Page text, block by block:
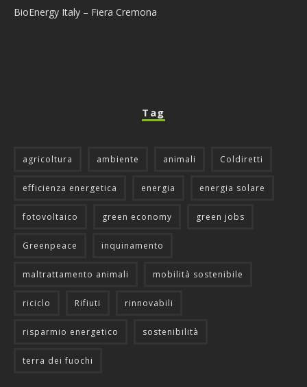
BioEnergy Italy – Fiera Cremona
Tag
agricoltura ambiente animali Coldiretti
efficienza energetica energia energia solare
fotovoltaico green economy green jobs
Greenpeace inquinamento
maltrattamento animali mobilità sostenibile
riciclo Rifiuti rinnovabili
risparmio energetico sostenibilità
terra dei fuochi